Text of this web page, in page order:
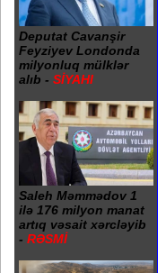
Deputat Cavanşir
Feyziyev Londonda
milyonluq mülklər
alıb - SİYAHI
Saleh Məmmədov 1
ilə 176 milyon manat
artıq vəsait xərcləyib
- RƏSMİ